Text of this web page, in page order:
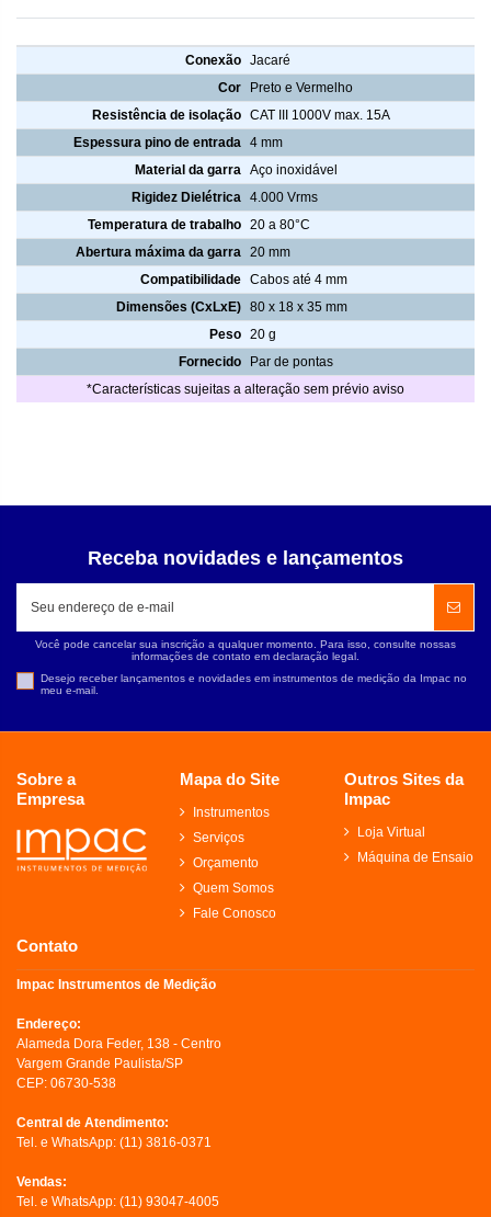
Conexão Jacaré
Cor
Preto e Vermelho
Resistência de isolação CAT III 1000V max. 15A
Espessura pino de entrada
4 mm
Material da garra
Aço inoxidável
Rigidez Dielétrica
4.000 Vrms
Temperatura de trabalho 20 a 80°C
Abertura máxima da garra
20 mm
Compatibilidade Cabos até 4 mm
Dimensões (CxLxE) 80 x 18 x 35 mm
Peso 20 g
Fornecido
Par de pontas
*Características sujeitas a alteração sem prévio aviso
Receba novidades e lançamentos
Você pode cancelar sua inscrição a qualquer momento. Para isso, consulte nossas
informações de contato em declaração legal.
Desejo receber lançamentos e novidades em instrumentos de medição da Impac no
meu e-mail.
Sobre a
Empresa
Mapa do Site
Instrumentos
Serviços
Orçamento
Quem Somos
Fale Conosco
Outros Sites da
Impac
Loja Virtual
Máquina de Ensaio
Contato
Impac Instrumentos de Medição
Endereço:
Alameda Dora Feder, 138 - Centro
Vargem Grande Paulista/SP
CEP: 06730-538
Central de Atendimento:
Tel. e WhatsApp: (11) 3816-0371
Vendas:
Tel. e WhatsApp: (11) 93047-4005